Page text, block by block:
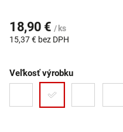
18,90 € / ks
15,37 € bez DPH
Veľkosť výrobku